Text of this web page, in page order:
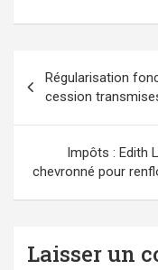
de
l’article
Régularisation
cession
Impôts : Edith
chevronné pour
Laisser un